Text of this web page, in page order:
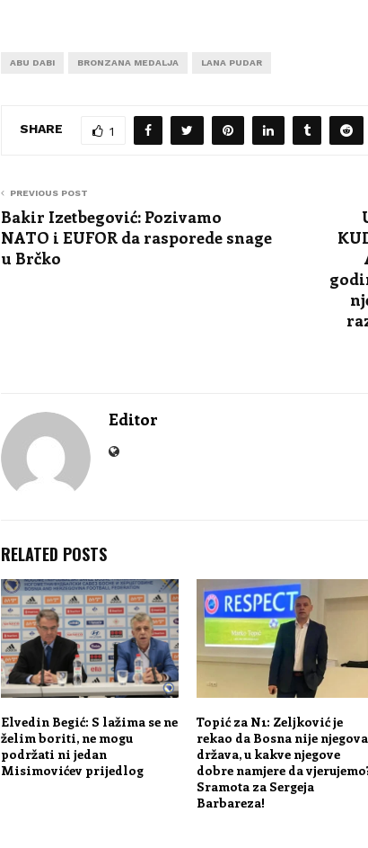
ABU DABI BRONZANA MEDALJA LANA PUDAR
SHARE 1
PREVIOUS POST
Bakir Izetbegović: Pozivamo
NATO i EUFOR da rasporede snage
u Brčko
Editor
RELATED POSTS
Elvedin Begić: S lažima se ne
želim boriti, ne mogu
podržati ni jedan
Misimovićev prijedlog
Topić za N1: Zeljković je
rekao da Bosna nije njegova
država, u kakve njegove
dobre namjere da
Sramota za Sergeja
Barbareza!